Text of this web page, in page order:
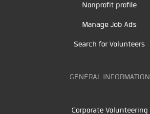
Nonprofit profile
Manage Job Ads
Search for Volunteers
GENERAL INFORMATION
Corporate Volunteering